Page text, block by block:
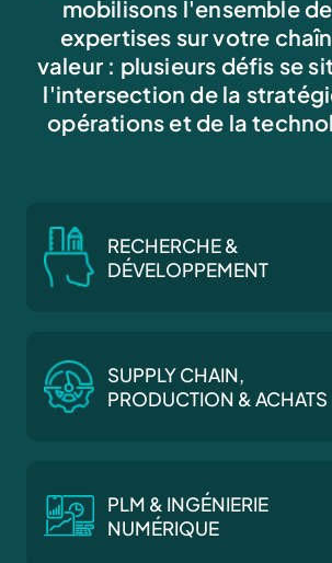
mobilisons l'ensemble
expertises sur votre
valeur : plusieurs défis se
l'intersection de la
opérations et de la
RECHERCHE &
DÉVELOPPEMENT
SUPPLY CHAIN,
PRODUCTION & ACHATS
PLM & INGÉNIERIE
NUMÉRIQUE